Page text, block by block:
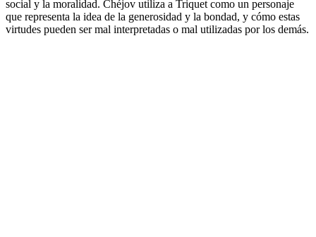
social y la moralidad. Chéjov utiliza a Triquet como un personaje
que representa la idea de la generosidad y la bondad, y cómo estas
virtudes pueden ser mal interpretadas o mal utilizadas por los demás.